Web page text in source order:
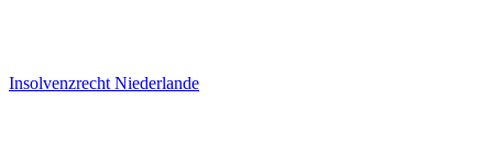
Insolvenzrecht Niederlande